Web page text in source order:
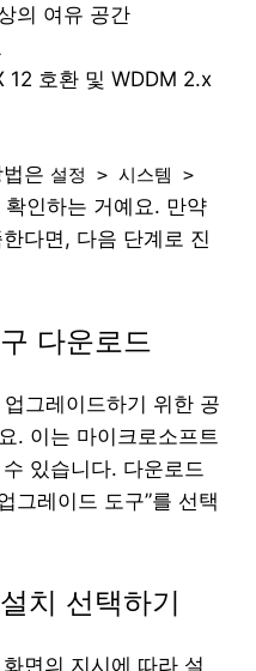
의 여유 공간
12 호환 및 WDDM 2.x
은 설정 > 시스템 >
인하는 거예요. 만약
다면, 다음 단계로 진
다운로드
그레이드하기 위한 공
. 이는 마이크로소프트
있습니다. 다운로드
그레이드 도구”를 선택
치 선택하기
면의 지시에 따라 설